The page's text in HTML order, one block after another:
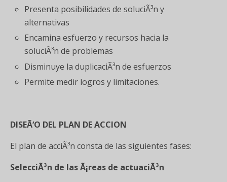
Presenta posibilidades de soluciÃ³n y
alternativas
Encamina esfuerzo y recursos hacia la
soluciÃ³n de problemas
Disminuye la duplicaciÃ³n de esfuerzos
Permite medir logros y limitaciones.
DISEÃ‘O DEL PLAN DE ACCION
El plan de acciÃ³n consta de las siguientes fases:
SelecciÃ³n de las Ã¡reas de actuaciÃ³n